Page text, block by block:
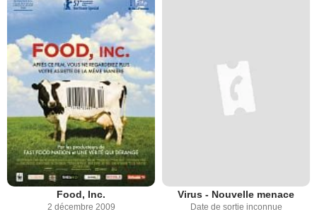
Food, Inc.
2 décembre 2009
Virus - Nouvelle menace
Date de sortie inconnue